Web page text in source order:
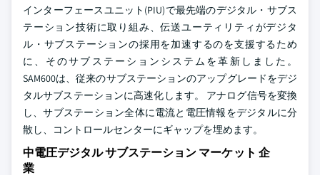
インターフェースユニット(PIU)で最先端のデジタル・サブス
テーション技術に取り組み、伝送ユーティリティがデジタ
ル・サブステーションの採用を加速するのを支援するため
に、そのサブステーションシステムを革新しました。
SAM600は、従来のサブステーションのアップグレードをデジ
タルサブステーションに高速化します。 アナログ信号を変換
し、サブステーション全体に電流と電圧情報をデジタルに分
散し、コントロールセンターにギャップを埋めます。
中電圧デジタル サブステーション マーケット 企
業